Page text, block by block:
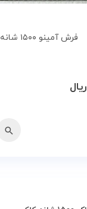
فرش آمینو ۱۵۰۰ شانه
ریال
مقایسه